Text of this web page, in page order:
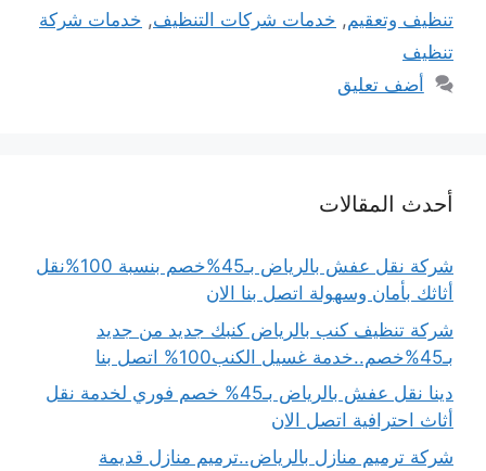
تنظيف وتعقيم, خدمات شركات التنظيف, خدمات شركة
تنظيف
أضف تعليق
أحدث المقالات
شركة نقل عفش بالرياض بـ45%خصم بنسبة 100%نقل
أثاثك بأمان وسهولة اتصل بنا الان
شركة تنظيف كنب بالرياض كنبك جديد من جديد
بـ45%خصم..خدمة غسيل الكنب100% اتصل بنا
دينا نقل عفش بالرياض بـ45% خصم فوري لخدمة نقل
أثاث احترافية اتصل الان
شركة ترميم منازل بالرياض..ترميم منازل قديمة